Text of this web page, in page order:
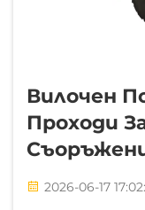
Вилочен
Проходи
2026-06-17